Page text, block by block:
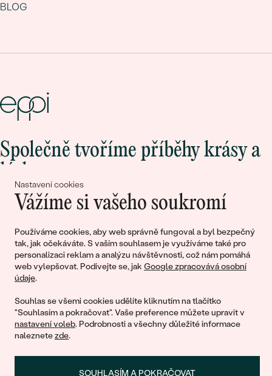
Nastavení cookies
Vážíme si vašeho soukromí
Používáme cookies, aby web správně fungoval a byl bezpečný
tak, jak očekáváte. S vaším souhlasem je využíváme také pro
personalizaci reklam a analýzu návštěvnosti, což nám pomáhá
web vylepšovat. Podívejte se, jak Google zpracovává osobní
údaje.
Souhlas se všemi cookies udělíte kliknutím na tlačítko
"Souhlasím a pokračovat". Vaše preference můžete upravit v
nastavení voleb. Podrobnosti a všechny důležité informace
naleznetezde.
SOUHLASÍM A POKRAČOVAT
BLOG
Společně tvoříme příběhy krásy a
Připojte se k nám!
© 2011 - 2026, Eppi.cz